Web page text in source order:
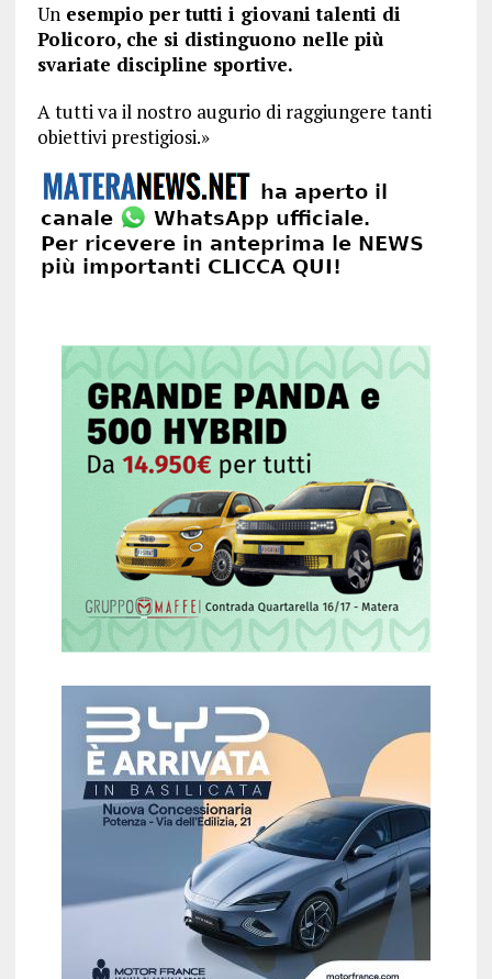
Unesempio per tutti i giovani talenti di
Policoro, che si distinguono nelle più
svariate discipline sportive.
A tutti va il nostro augurio di raggiungere tanti
obiettivi prestigiosi.»